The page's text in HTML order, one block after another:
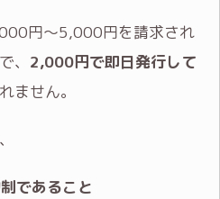
円〜5,000円を請求され
、 2,000円で即日発行して
ません。
であること